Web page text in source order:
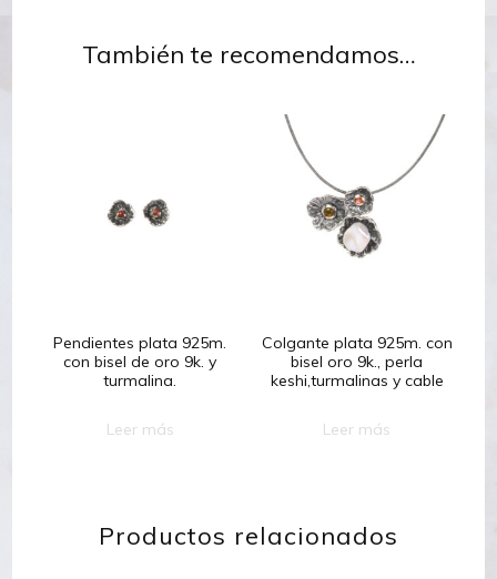
También te recomendamos…
Pendientes plata 925m.
con bisel de oro 9k. y
turmalina.
Leer más
Colgante plata 925m. con
bisel oro 9k., perla
keshi,turmalinas y cable
Leer más
Productos relacionados